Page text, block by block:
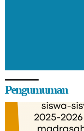
Pengumuman